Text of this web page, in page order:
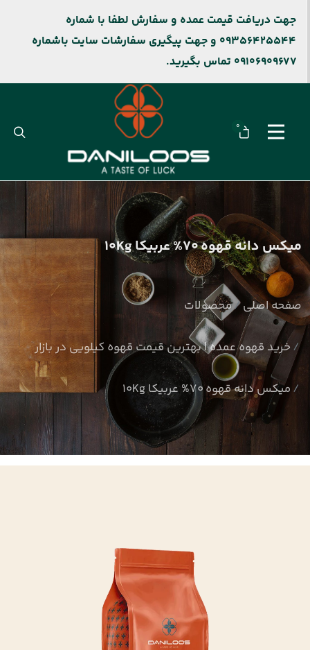
جهت دریافت قیمت عمده و سفارش لطفا با شماره
09356425544 و جهت پیگیری سفارشات سایت باشماره
09106909677 تماس بگیرید.
0
میکس دانه قهوه 70% عربیکا 10Kg
صفحه اصلی محصولات
خرید قهوه عمده | بهترین قیمت قهوه کیلویی در بازار
میکس دانه قهوه 70% عربیکا 10Kg